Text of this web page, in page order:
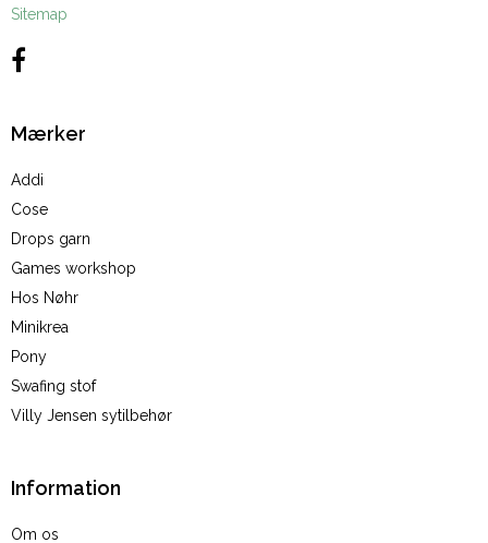
Sitemap
Mærker
Addi
Cose
Drops garn
Games workshop
Hos Nøhr
Minikrea
Pony
Swafing stof
Villy Jensen sytilbehør
Information
Om os